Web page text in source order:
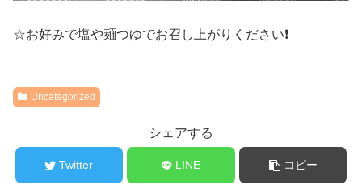
☆お好みで塩や麺つゆでお召し上がりください❗️
Uncategorized
シェアする
Twitter LINE コピー